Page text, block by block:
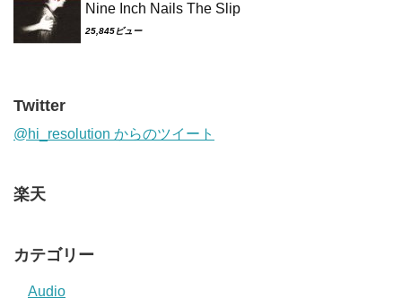
Nine Inch Nails The Slip
25,845ビュー
Twitter
@hi_resolution からのツイート
楽天
カテゴリー
Audio